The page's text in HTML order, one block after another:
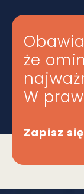
że
W
Zapisz